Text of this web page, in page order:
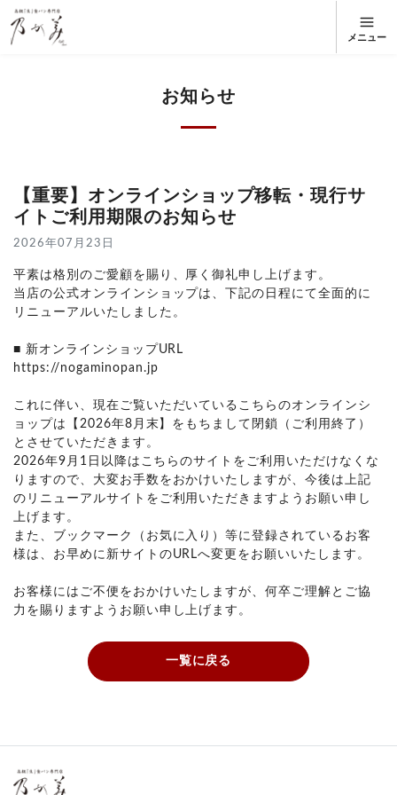
メニュー
お知らせ
【重要】オンラインショップ移転・現行サ
イトご利用期限のお知らせ
2026年07月23日
平素は格別のご愛顧を賜り、厚く御礼申し上げます。
当店の公式オンラインショップは、下記の日程にて全面的に
リニューアルいたしました。
■ 新オンラインショップURL
https://nogaminopan.jp
これに伴い、現在ご覧いただいているこちらのオンラインシ
ョップは【2026年8月末】をもちまして閉鎖（ご利用終了）
とさせていただきます。
2026年9月1日以降はこちらのサイトをご利用いただけなくな
りますので、大変お手数をおかけいたしますが、今後は上記
のリニューアルサイトをご利用いただきますようお願い申し
上げます。
また、ブックマーク（お気に入り）等に登録されているお客
様は、お早めに新サイトのURLへ変更をお願いいたします。
お客様にはご不便をおかけいたしますが、何卒ご理解とご協
力を賜りますようお願い申し上げます。
一覧に戻る